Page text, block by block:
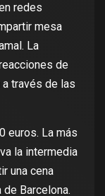
redes
mesa
La
de
través de las
euros. La más
la intermedia
una cena
Barcelona.